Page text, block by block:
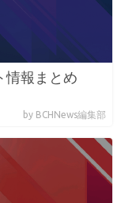
情報まとめ
by BCHNews編集部